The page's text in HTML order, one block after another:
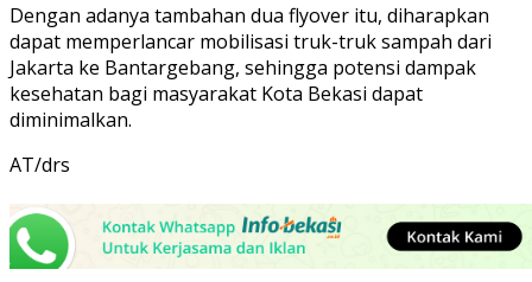
Dengan adanya tambahan dua flyover itu, diharapkan
dapat memperlancar mobilisasi truk-truk sampah dari
Jakarta ke Bantargebang, sehingga potensi dampak
kesehatan bagi masyarakat Kota Bekasi dapat
diminimalkan.
AT/drs